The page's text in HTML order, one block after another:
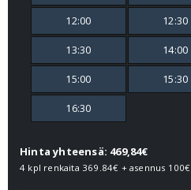
12:00 12:30
13:30 14:00
15:00 15:30
16:30
Hinta yhteensä: 469,84€
4 kpl renkaita 369.84€ + asennus 100€